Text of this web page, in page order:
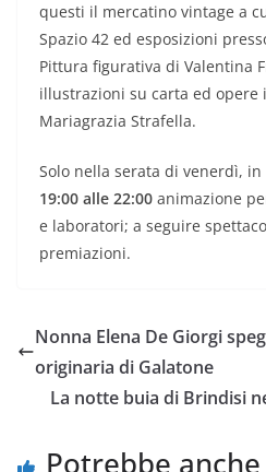
questi il mercatino vintage a
Spazio 42 ed esposizioni
Pittura figurativa di Valentina
illustrazioni su carta ed opere
Mariagrazia Strafella.
Solo nella serata di venerdì, in
19:00 alle 22:00 animazione
e laboratori; a seguire
premiazioni.
Nonna Elena De Giorgi
originaria di Galatone
La notte buia di Brindisi
Potrebbe